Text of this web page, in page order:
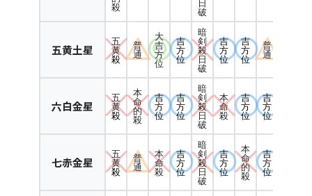
殺
日
破
五黄土星
五
黄
殺
普
通
大
吉
方
位
吉
方
位
暗
剣
殺
日
破
吉
方
位
吉
方
位
普
通
六白金星
五
黄
殺
本
命
的
殺
吉
方
位
吉
方
位
暗
剣
殺
日
破
本
命
殺
吉
方
位
吉
方
位
七赤金星
五
黄
殺
普
通
本
命
殺
吉
方
位
暗
剣
殺
日
破
吉
方
位
本
命
的
殺
吉
方
位